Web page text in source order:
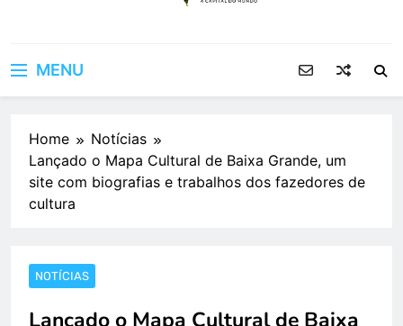
MENU
Home
Notícias
Lançado o Mapa Cultural de Baixa Grande, um
site com biografias e trabalhos dos fazedores de
cultura
NOTÍCIAS
Lançado o Mapa Cultural de Baixa